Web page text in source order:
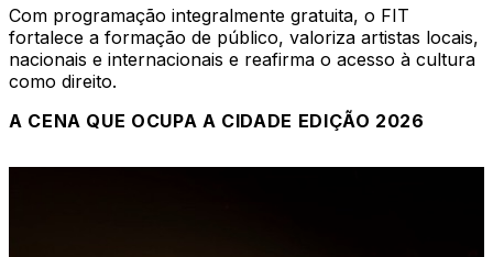
Com programação integralmente gratuita, o FIT
fortalece a formação de público, valoriza artistas locais,
nacionais e internacionais e reafirma o acesso à cultura
como direito.
A CENA QUE OCUPA A CIDADE EDIÇÃO 2026